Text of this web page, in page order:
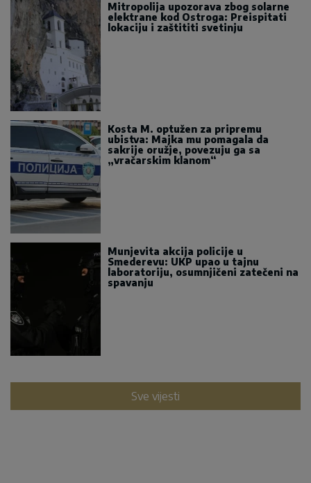
Mitropolija upozorava zbog solarne
elektrane kod Ostroga: Preispitati
lokaciju i zaštititi svetinju
Kosta M. optužen za pripremu
ubistva: Majka mu pomagala da
sakrije oružje, povezuju ga sa
„vračarskim klanom“
Munjevita akcija policije u
Smederevu: UKP upao u tajnu
laboratoriju, osumnjičeni zatečeni na
spavanju
Sve vijesti